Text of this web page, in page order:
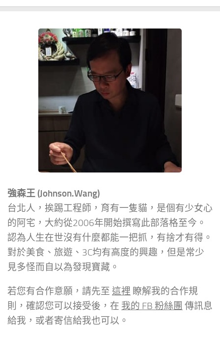
強森王 (Johnson.Wang)
台北人，挨踢工程師，育有一隻貓，是個有少女心
的阿宅，大約從2006年開始撰寫此部落格至今。
認為人生在世沒有什麼都能一把抓，有捨才有得。
對於美食、旅遊、3C均有高度的興趣，但是常少
見多怪而自以為發現寶藏。
若您有合作意願，請先至 這裡 瞭解我的合作規
則，確認您可以接受後，在 我的 FB 粉絲團 傳訊息
給我，或者寄信給我也可以。